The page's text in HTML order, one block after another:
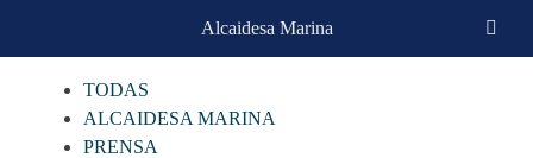
CATEGORIAS
TODAS
ALCAIDESA MARINA
PRENSA
Alcaidesa Marina